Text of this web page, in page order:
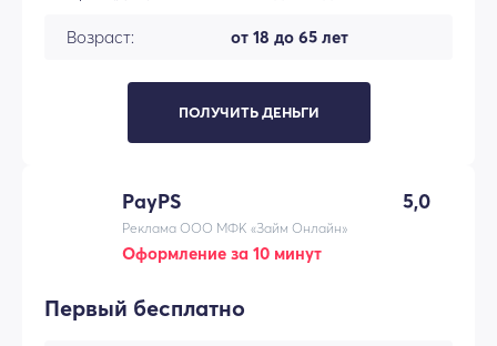
Возраст: от 18 до 65 лет
ПОЛУЧИТЬ ДЕНЬГИ
PayPS 5,0
Реклама ООО МФК «Займ Онлайн»
Оформление за 10 минут
Первый бесплатно